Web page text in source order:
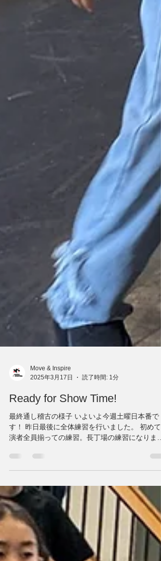
Move & Inspire
2025年3月17日
読了時間: 1分
演者全員揃っての練習。長丁場の練習になりまし
たが、子供たち集中力を切らさず大変よくがんば
りました。 この頑張りの成果を是非見に来てく
さい！！ March 22nd....